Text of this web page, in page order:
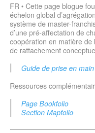
FR • Cette page blogue
échelon global
système de master-
d’une pré-affectation de
coopération en matière
de rattachement
Guide de prise en main
Ressources
Page Bookfolio
Section Mapfolio